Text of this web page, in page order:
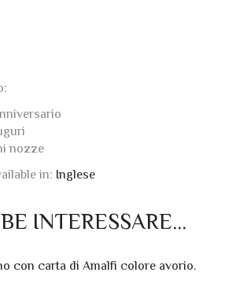
nozze
in: Inglese
INTERESSARE…